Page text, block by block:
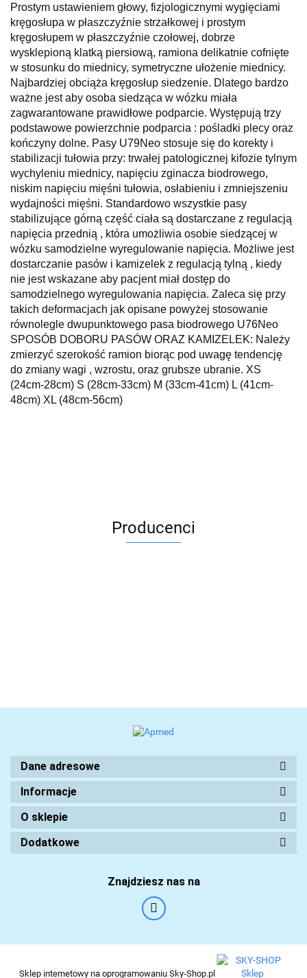
Prostym ustawieniem głowy, fizjologicznymi wygięciami
kręgosłupa w płaszczyźnie strzałkowej i prostym
kręgosłupem w płaszczyźnie czołowej, dobrze
wysklepioną klatką piersiową, ramiona delikatnie cofnięte
w stosunku do miednicy, symetryczne ułożenie miednicy.
Najbardziej obciąża kręgosłup siedzenie. Dlatego bardzo
ważne jest aby osoba siedząca w wózku miała
zagwarantowane prawidłowe podparcie. Występują trzy
podstawowe powierzchnie podparcia : pośladki plecy oraz
kończyny dolne. Pasy U79Neo stosuje się do korekty i
stabilizacji tułowia przy: trwałej patologicznej kifozie tylnym
wychyleniu miednicy, napięciu zginacza biodrowego,
niskim napięciu mięśni tułowia, osłabieniu i zmniejszeniu
wydajności mięśni. Standardowo wszystkie pasy
stabilizujące górną część ciała są dostarczane z regulacją
napięcia przednią , która umożliwia osobie siedzącej w
wózku samodzielne wyregulowanie napięcia. Możliwe jest
dostarczanie pasów i kamizelek z regulacją tylną , kiedy
nie jest wskazane aby pacjent miał dostęp do
samodzielnego wyregulowania napięcia. Zaleca się przy
takich deformacjach jak opisane powyżej stosowanie
równolegle dwupunktowego pasa biodrowego U76Neo
SPOSÓB DOBORU PASÓW ORAZ KAMIZELEK: Należy
zmierzyć szerokość ramion biorąc pod uwagę tendencję
do zmiany wagi , wzrostu, oraz grubsze ubranie. XS
(24cm-28cm) S (28cm-33cm) M (33cm-41cm) L (41cm-
48cm) XL (48cm-56cm)
Producenci
Dane adresowe
Informacje
O sklepie
Dodatkowe
Znajdziesz nas na
Sklep internetowy na oprogramowaniu Sky-Shop.pl